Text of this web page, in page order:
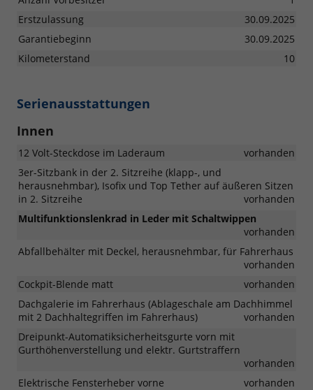
Erstzulassung
30.09.2025
Garantiebeginn
30.09.2025
Kilometerstand
10
Serienausstattungen
Innen
12 Volt-Steckdose im Laderaum
vorhanden
3er-Sitzbank in der 2. Sitzreihe (klapp-, und
herausnehmbar), Isofix und Top Tether auf äußeren Sitzen
in 2. Sitzreihe
vorhanden
Multifunktionslenkrad in Leder mit Schaltwippen
vorhanden
Abfallbehälter mit Deckel, herausnehmbar, für Fahrerhaus
vorhanden
Cockpit-Blende matt
vorhanden
Dachgalerie im Fahrerhaus (Ablageschale am Dachhimmel
mit 2 Dachhaltegriffen im Fahrerhaus)
vorhanden
Dreipunkt-Automatiksicherheitsgurte vorn mit
Gurthöhenverstellung und elektr. Gurtstraffern
vorhanden
Elektrische Fensterheber vorne
vorhanden